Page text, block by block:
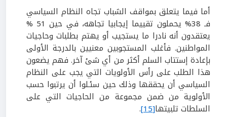
أما فيما يتعلق بمواقف الشباب تجاه النظام السياسي
فـ 38% يحملون تقييما إيجابيا تجاهه، في حين 51 %
يعتقدون أنه نادرا ما يستجيب أو يهتم بطلبات وحاجيات
المواطنين. فأغلب المستجوبين معنيين بالدرجة الأولى
بإعادة إستتاب السلم أكثر من أي شئ آخر. فهم يضعون
هذا الطلب على رأس الأولويات التي يجب على النظام
السياسي أن يحققها وذلك حين سئـلوا أن يرتبوا حسب
الأولوية من ضمن مجموعة من الحاجيات التي على
السلطات تلبيتها[15]
.